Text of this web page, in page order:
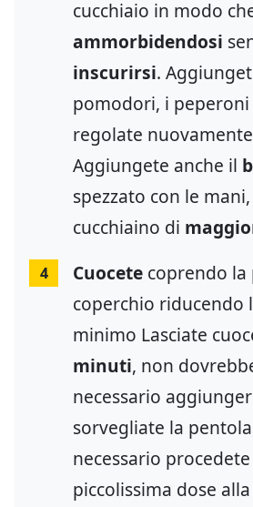
cucchiaio in modo
ammorbidendosi
inscurirsi.
pomodori, i peperoni
regolate
Aggiungete anche il
spezzato con le
cucchiaino di
4 Cuocete coprendo la
coperchio riducendo
minimo Lasciate
minuti, non
necessario
sorvegliate la
necessario
piccolissima dose